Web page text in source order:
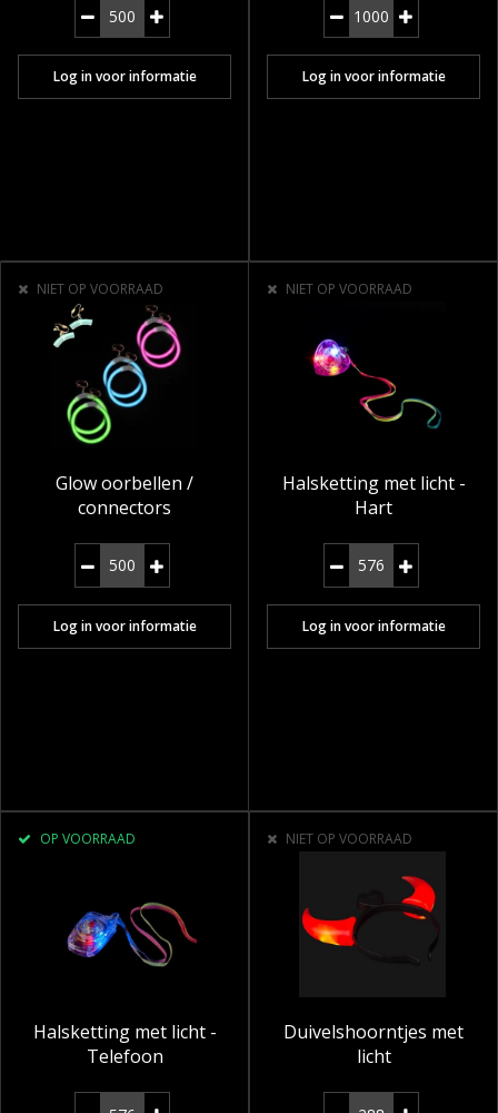
Log in voor informatie Log in voor informatie
NIET OP VOORRAAD
Glow oorbellen /
connectors
Log in voor informatie
NIET OP VOORRAAD
Halsketting met licht -
Hart
Log in voor informatie
OP VOORRAAD
Halsketting met licht -
Telefoon
NIET OP VOORRAAD
Duivelshoorntjes met
licht